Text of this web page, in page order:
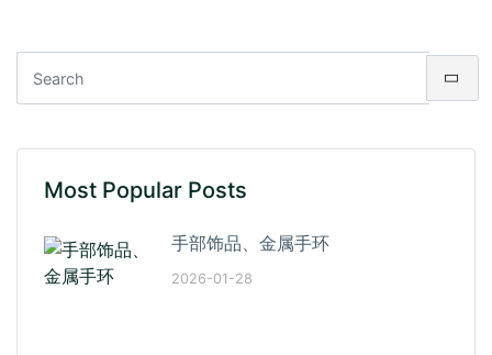
Most Popular Posts
手部饰品、金属手环
2026-01-28